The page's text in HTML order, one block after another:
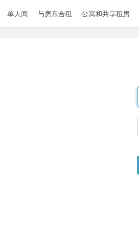
单人间 与房东合租 公寓和共享租房